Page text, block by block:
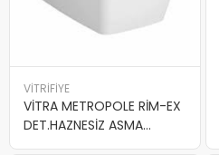
VİTRİFİYE
VİTRA METROPOLE RİM-EX
DET.HAZNESİZ ASMA
KLOZET